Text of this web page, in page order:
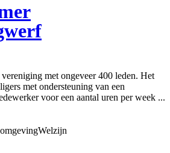
met ongeveer 400 leden. Het
met ondersteuning van een
voor een aantal uren per week ...
Welzijn